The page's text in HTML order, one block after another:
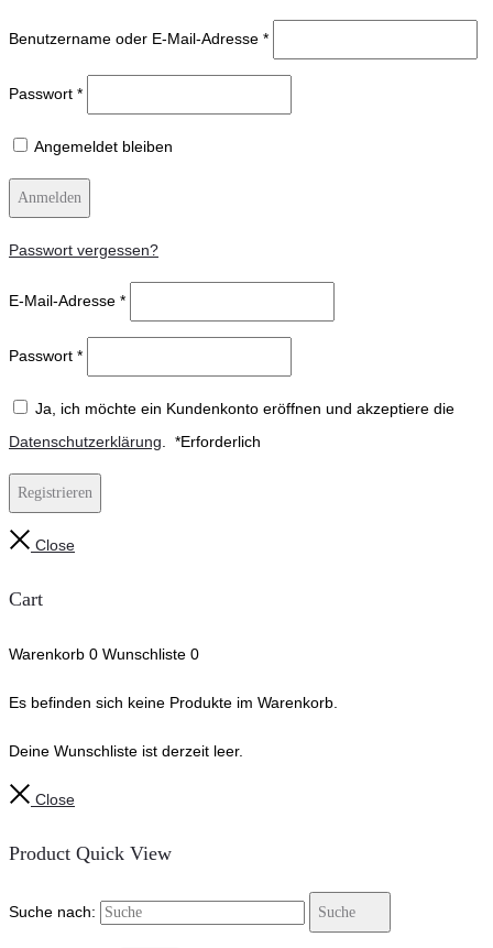
Benutzername oder E-Mail-Adresse *
Passwort *
Angemeldet bleiben
Anmelden
Passwort vergessen?
E-Mail-Adresse *
Passwort *
Ja, ich möchte ein Kundenkonto eröffnen und akzeptiere die
Datenschutzerklärung
*Erforderlich
Registrieren
Close
Cart
Warenkorb 0 Wunschliste 0
Es befinden sich keine Produkte im Warenkorb.
Deine Wunschliste ist derzeit leer.
Close
Product Quick View
Suche nach: Suche